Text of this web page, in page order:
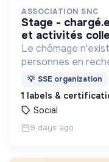
ASSOCIATION SNC
stage - chargé.e d’appui « projet femmes »
et activités
Le chômage
personnes en
nouvelles face au
accompagnement
personnalisé et
💡 SSE organization
1 labels &
Social
9 days ago